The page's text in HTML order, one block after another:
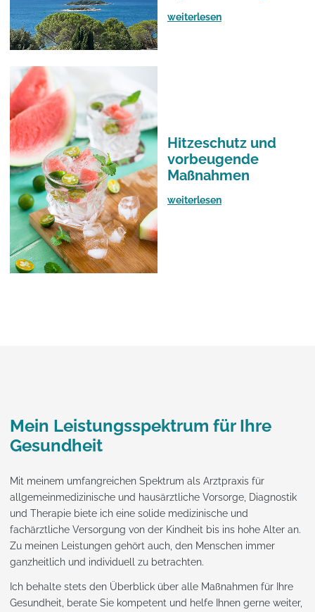
weiterlesen
Hitzeschutz und
vorbeugende
Maßnahmen
weiterlesen
Mein Leistungsspektrum für Ihre
Gesundheit
Mit meinem umfangreichen Spektrum als Arztpraxis für
allgemeinmedizinische und hausärztliche Vorsorge, Diagnostik
und Therapie biete ich eine solide medizinische und
fachärztliche Versorgung von der Kindheit bis ins hohe Alter an.
Zu meinen Leistungen gehört auch, den Menschen immer
ganzheitlich und individuell zu betrachten.
Ich behalte stets den Überblick über alle Maßnahmen für Ihre
Gesundheit, berate Sie kompetent und helfe Ihnen gerne weiter,